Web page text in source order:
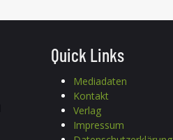
Quick Links
Mediadaten
Kontakt
Verlag
Impressum